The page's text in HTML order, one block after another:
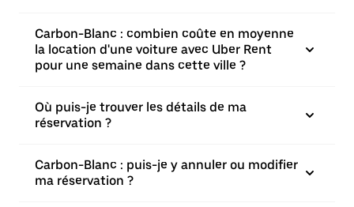
Carbon-Blanc : combien coûte en moyenne
la location d'une voiture avec Uber Rent
pour une semaine dans cette ville ?
Où puis-je trouver les détails de ma
réservation ?
Carbon-Blanc : puis-je y annuler ou modifier
ma réservation ?